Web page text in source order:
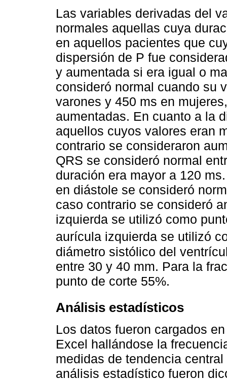
Las variables derivadas del
normales aquellas cuya
en aquellos pacientes que
dispersión de P fue
y aumentada si era igual o
consideró normal cuando su
varones y 450 ms en
aumentadas. En cuanto a la
aquellos cuyos valores eran
contrario se consideraron
QRS se consideró normal
duración era mayor a 120
en diástole se consideró
caso contrario se consideró
izquierda se utilizó como
aurícula izquierda se utilizó
diámetro sistólico del
entre 30 y 40 mm. Para la
punto de corte 55%.
Análisis estadísticos
Los datos fueron cargados
Excel hallándose la
medidas de tendencia
análisis estadístico fueron